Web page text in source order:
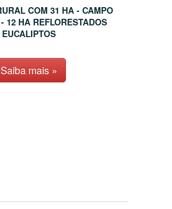
COM 31 HA - CAMPO
12 HA REFLORESTADOS
EUCALIPTOS
Saiba mais »